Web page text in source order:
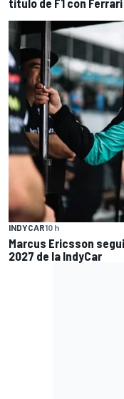
título de F1 con Ferrari
INDYCAR10 h
Marcus Ericsson
2027 de la IndyCar